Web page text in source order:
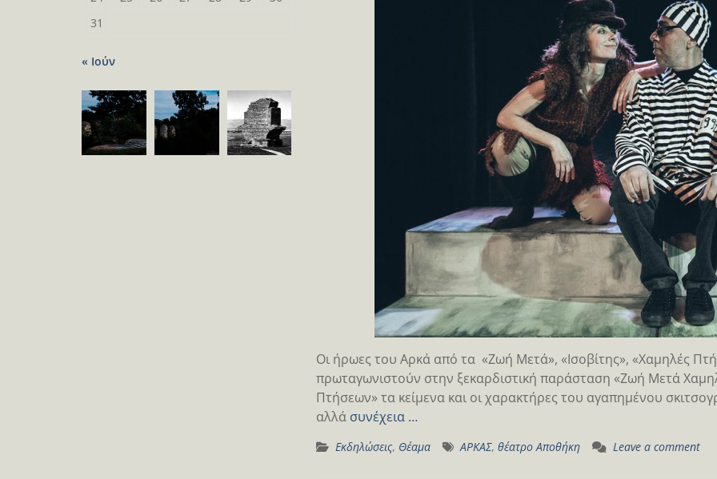
Οι ήρωες του Αρκά από τα «Ζωή Μετά», «Ισοβίτης», «Χαμηλές
πρωταγωνιστούν στην ξεκαρδιστική παράσταση «Ζωή Μετά
Πτήσεων» τα κείμενα και οι χαρακτήρες του αγαπημένου
αλλά συνέχεια …
Εκδηλώσεις, Θέαμα ΑΡΚΑΣ, θέατρο Αποθήκη Leave a comment
31
« Ιούν